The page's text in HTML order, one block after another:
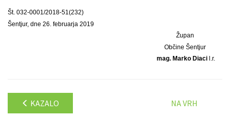
Št. 032-0001/2018-51(232)
Šentjur, dne 26. februarja 2019
Župan
Občine Šentjur
mag. Marko Diacil.r.
KAZALO NA VRH